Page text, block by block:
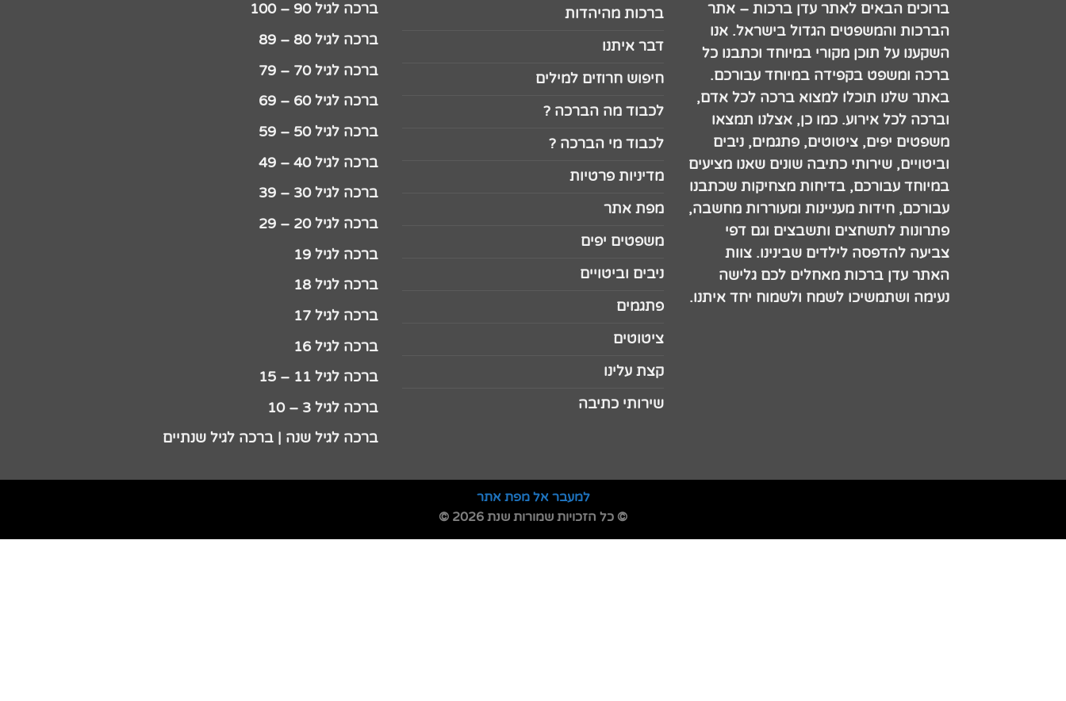
ברוכים הבאים לאתר עדן ברכות – אתר
הברכות והמשפטים הגדול בישראל. אנו
השקענו על תוכן מקורי במיוחד וכתבנו כל
ברכה ומשפט בקפידה במיוחד עבורכם.
באתר שלנו תוכלו למצוא ברכה לכל אדם,
וברכה לכל אירוע. כמו כן, אצלנו תמצאו
משפטים יפים, ציטוטים, פתגמים, ניבים
וביטויים, שירותי כתיבה שונים שאנו מציעים
במיוחד עבורכם, בדיחות מצחיקות שכתבנו
עבורכם, חידות מעניינות ומעוררות מחשבה,
פתרונות לתשחצים ותשבצים וגם דפי
צביעה להדפסה לילדים שבינינו. צוות
האתר עדן ברכות מאחלים לכם גלישה
נעימה ושתמשיכו לשמח ולשמוח יחד איתנו.
ברכות מהיהדות
דבר איתנו
חיפוש חרוזים למילים
לכבוד מה הברכה ?
לכבוד מי הברכה ?
מדיניות פרטיות
מפת אתר
משפטים יפים
ניבים וביטויים
פתגמים
ציטוטים
קצת עלינו
שירותי כתיבה
ברכה לגיל 90 – 100
ברכה לגיל 80 – 89
ברכה לגיל 70 – 79
ברכה לגיל 60 – 69
ברכה לגיל 50 – 59
ברכה לגיל 40 – 49
ברכה לגיל 30 – 39
ברכה לגיל 20 – 29
ברכה לגיל 19
ברכה לגיל 18
ברכה לגיל 17
ברכה לגיל 16
ברכה לגיל 11 – 15
ברכה לגיל 3 – 10
ברכה לגיל שנה | ברכה לגיל שנתיים
למעבר אל מפת אתר
© כל הזכויות שמורות שנת 2026 ©